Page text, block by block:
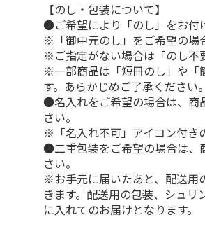
【のし・包装について】
●ご希望により「のし」をお付
※「御中元のし」をご希望の場
※ご指定がない場合は「のし不
※一部商品は「短冊のし」や「
す。あらかじめご了承ください。
●名入れをご希望の場合は、商
さい。
※「名入れ不可」アイコン付き
●二重包装をご希望の場合は、
さい。
※お手元に届いたあと、配送用
きます。配送用の包装、シュ
に入れてのお届けとなります。